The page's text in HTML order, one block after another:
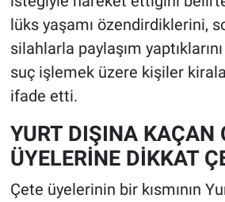
lüks yaşamı özendirdiklerini,
silahlarla paylaşım
suç işlemek üzere kişiler
ifade etti.
YURT DIŞINA KAÇAN
ÜYELERİNE DİKKAT
Çete üyelerinin bir kısmının